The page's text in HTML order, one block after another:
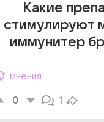
Какие
стимулируют
иммунитер
мнения
0 1